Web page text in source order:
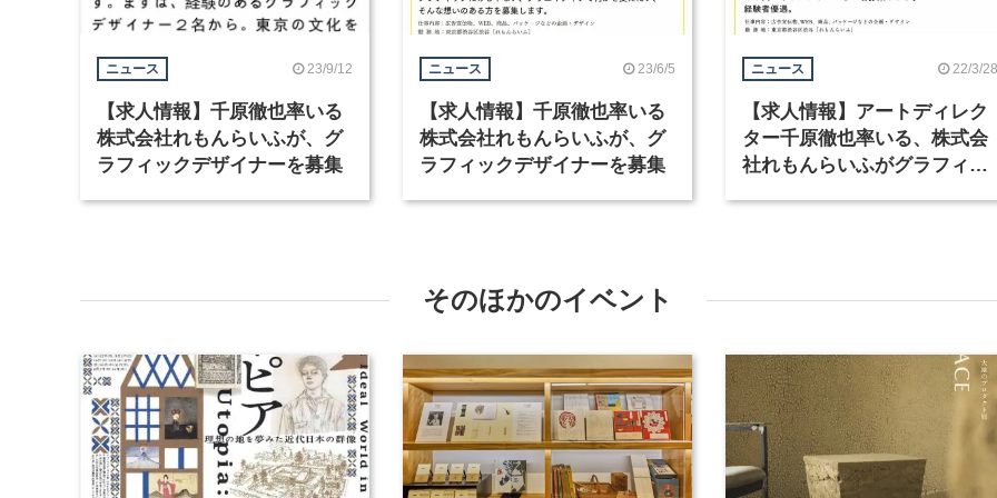
ニュース 23/9/12
【求人情報】千原徹也率いる
株式会社れもんらいふが、グ
ラフィックデザイナーを募集
ニュース 23/6/5
【求人情報】千原徹也率いる
株式会社れもんらいふが、グ
ラフィックデザイナーを募集
ニュース 22/3/28
【求人情報】アートディレク
ター千原徹也率いる、株式会
社れもんらいふがグラフィッ
そのほかのイベント